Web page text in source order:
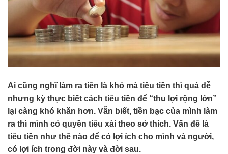
Ai cũng nghĩ làm ra tiền là khó mà tiêu tiền thì quá dễ
nhưng kỳ thực biết cách tiêu tiền để “thu lợi rộng lớn”
lại càng khó khăn hơn. Vẫn biết, tiền bạc của mình làm
ra thì mình có quyền tiêu xài theo sở thích. Vấn đề là
tiêu tiền như thế nào để có lợi ích cho mình và người,
có lợi ích trong đời này và đời sau.